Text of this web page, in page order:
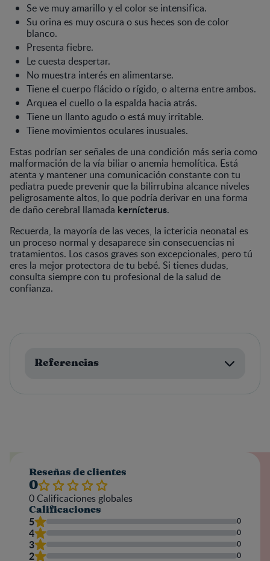
Se ve muy amarillo y el color se intensifica.
Su orina es muy oscura o sus heces son de color
blanco.
Presenta fiebre.
Le cuesta despertar.
No muestra interés en alimentarse.
Tiene el cuerpo flácido o rígido, o alterna entre ambos.
Arquea el cuello o la espalda hacia atrás.
Tiene un llanto agudo o está muy irritable.
Tiene movimientos oculares inusuales.
Estas podrían ser señales de una condición más seria como
malformación de la vía biliar o anemia hemolítica. Está
atenta y mantener una comunicación constante con tu
pediatra puede prevenir que la bilirrubina alcance niveles
peligrosamente altos, lo que podría derivar en una forma
de daño cerebral llamada kernícterus.
Recuerda, la mayoría de las veces, la ictericia neonatal es
un proceso normal y desaparece sin consecuencias ni
tratamientos. Los casos graves son excepcionales, pero tú
eres la mejor protectora de tu bebé. Si tienes dudas,
consulta siempre con tu profesional de la salud de
confianza.
Referencias
Reseñas de clientes
0
0 Calificaciones globales
Calificaciones
5 0
4 0
3 0
2 0